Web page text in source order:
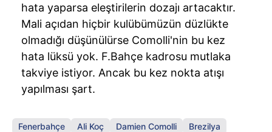
hata yaparsa eleştirilerin dozajı artacaktır.
Mali açıdan hiçbir kulübümüzün düzlükte
olmadığı düşünülürse Comolli'nin bu kez
hata lüksü yok. F.Bahçe kadrosu mutlaka
takviye istiyor. Ancak bu kez nokta atışı
yapılması şart.
Fenerbahçe Ali Koç Damien Comolli Brezilya